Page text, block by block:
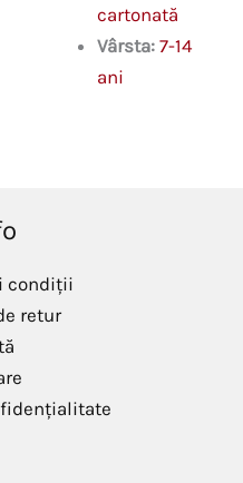
cartonată
Vârsta: 7-14
ani
condiții
retur